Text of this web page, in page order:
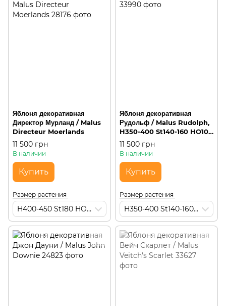
Яблоня декоративная
Директор Мурланд / Malus
Directeur Moerlands
11 500 грн
В наличии
Купить
Размер растения
H400-450 St180 HO16-18 М150
Яблоня декоративная
Рудольф / Malus Rudolph,
H350-400 St140-160 HO10-
12 WRB, округлая на
штамбе
11 500 грн
В наличии
Купить
Размер растения
H350-400 St140-160 HO10-12 WRB